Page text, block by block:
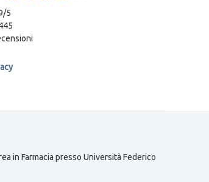
/5
in Farmacia presso Università Federico